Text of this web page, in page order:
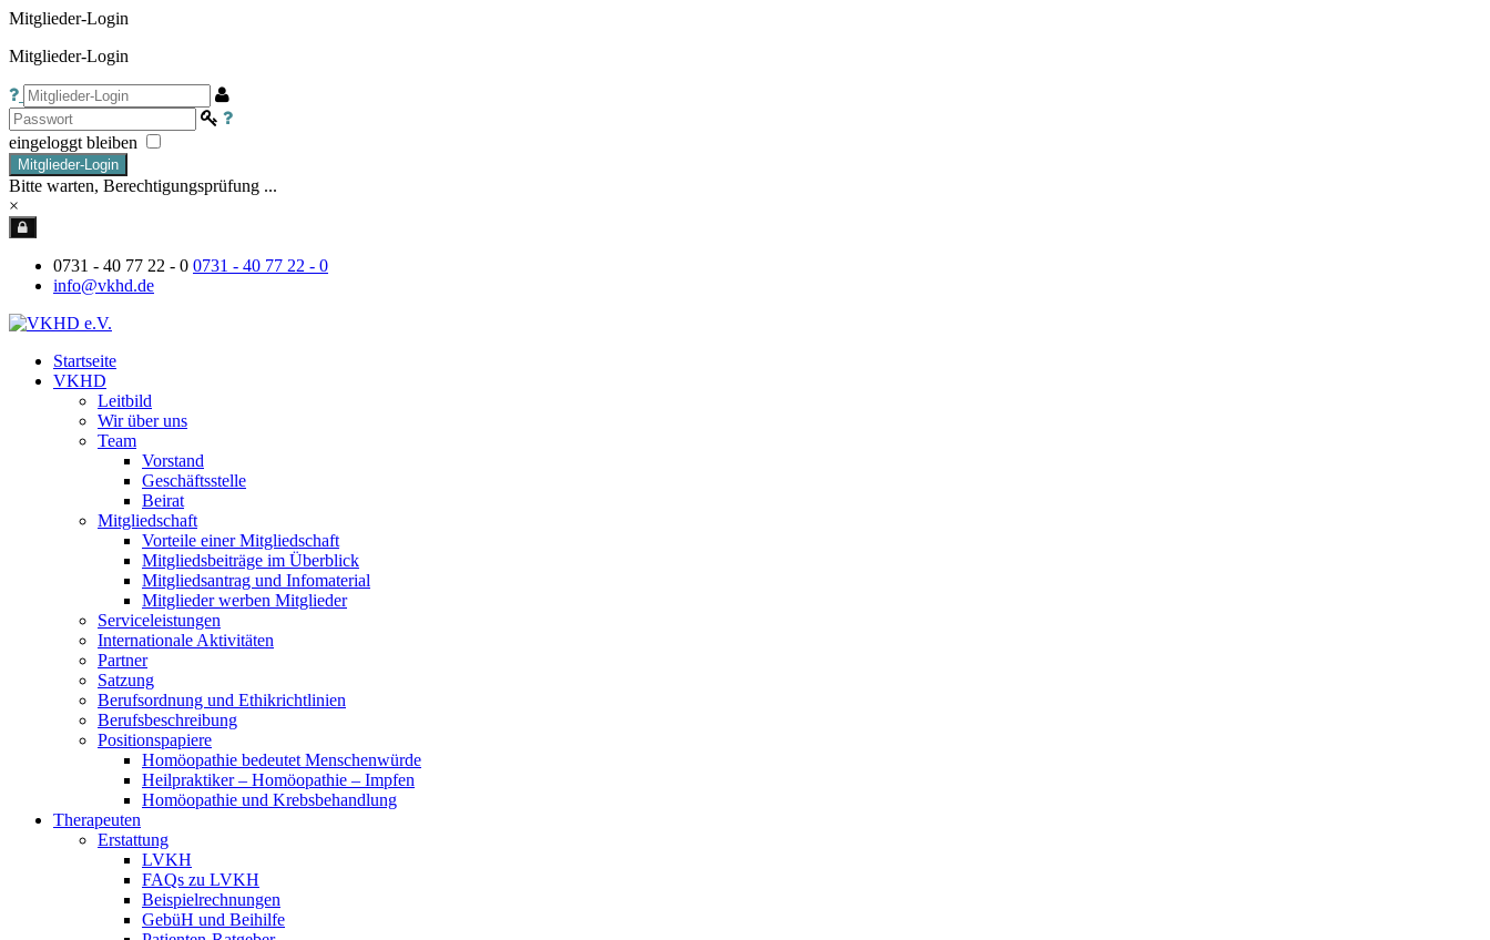
Mitglieder-Login
Mitglieder-Login
eingeloggt bleiben
Mitglieder-Login
Bitte warten, Berechtigungsprüfung ...
×
0731 - 40 77 22 - 0 0731 - 40 77 22 - 0
info@vkhd.de
Startseite
VKHD
Leitbild
Wir über uns
Team
Vorstand
Geschäftsstelle
Beirat
Mitgliedschaft
Vorteile einer Mitgliedschaft
Mitgliedsbeiträge im Überblick
Mitgliedsantrag und Infomaterial
Mitglieder werben Mitglieder
Serviceleistungen
Internationale Aktivitäten
Partner
Satzung
Berufsordnung und Ethikrichtlinien
Berufsbeschreibung
Positionspapiere
Homöopathie bedeutet Menschenwürde
Heilpraktiker – Homöopathie – Impfen
Homöopathie und Krebsbehandlung
Therapeuten
Erstattung
LVKH
FAQs zu LVKH
Beispielrechnungen
GebüH und Beihilfe